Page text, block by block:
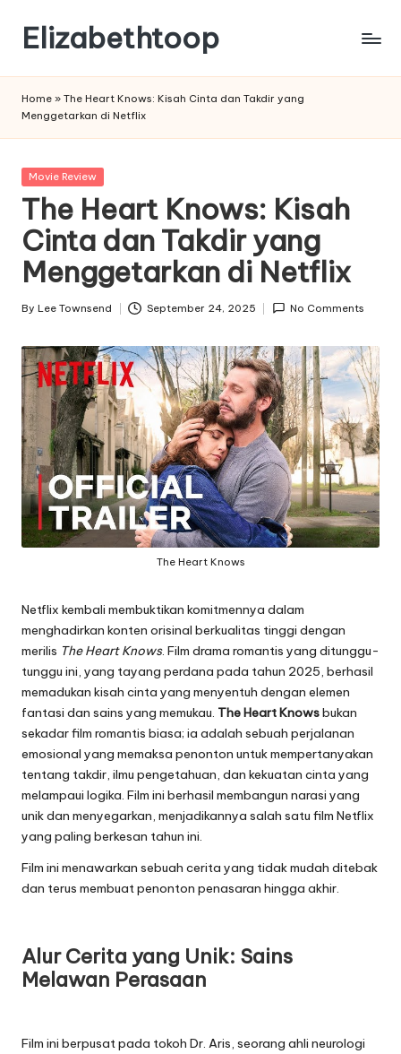
content
Elizabethtoop
Home » The Heart Knows: Kisah Cinta dan Takdir yang
Menggetarkan di Netflix
Posted
Movie Review
The Heart Knows: Kisah
Cinta dan Takdir yang
Menggetarkan di Netflix
Posted
By Lee Townsend September 24, 2025 No Comments
The Heart Knows
Netflix kembali membuktikan komitmennya dalam
menghadirkan konten orisinal berkualitas tinggi dengan
merilis The Heart Knows. Film drama romantis yang ditunggu-
tunggu ini, yang tayang perdana pada tahun 2025, berhasil
memadukan kisah cinta yang menyentuh dengan elemen
fantasi dan sains yang memukau. The Heart Knowsbukan
sekadar film romantis biasa; ia adalah sebuah perjalanan
emosional yang memaksa penonton untuk mempertanyakan
tentang takdir, ilmu pengetahuan, dan kekuatan cinta yang
melampaui logika. Film ini berhasil membangun narasi yang
unik dan menyegarkan, menjadikannya salah satu film Netflix
yang paling berkesan tahun ini.
Film ini menawarkan sebuah cerita yang tidak mudah ditebak
dan terus membuat penonton penasaran hingga akhir.
Alur Cerita yang Unik: Sains
Melawan Perasaan
Film ini berpusat pada tokoh Dr. Aris, seorang ahli neurologi